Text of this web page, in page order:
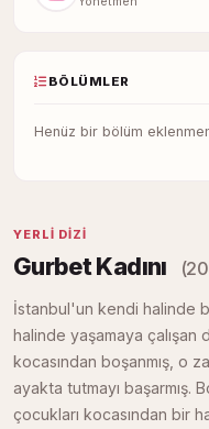
BÖLÜMLER
Henüz bir bölüm
YERLI DIZI
Gurbet Kadını
İstanbul'un kendi halinde
halinde yaşamaya çalışan
kocasından boşanmış, o
ayakta tutmayı başarmış.
çocukları kocasından bir